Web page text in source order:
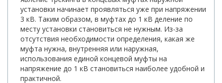
установки начинает проявляться уже при напряжении
3 кВ. Таким образом, в муфтах до 1 кВ деление по
месту установки становиться не нужным. Из-за
отсутствия необходимости определения, какая же
муфта нужна, внутренняя или наружная,
использования единой концевой муфты на
напряжение до 1 кВ становиться наиболее удобной и
практичной.